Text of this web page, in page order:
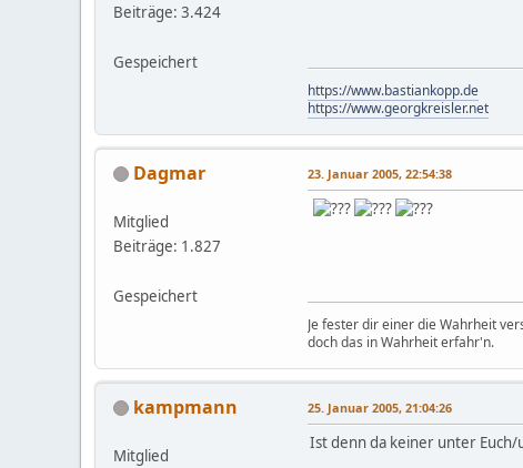
Beiträge: 3.424
Gespeichert
https://www.bastiankopp.de
https://www.georgkreisler.net
Dagmar
Mitglied
Beiträge: 1.827
Gespeichert
23. Januar 2005, 22:54:38
Je fester dir einer die Wahrheit
doch das in Wahrheit erfahr'n.
kampmann
Mitglied
25. Januar 2005, 21:04:26
Ist denn da keiner unter